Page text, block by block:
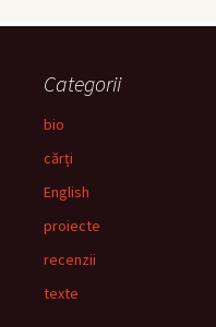
Categorii
bio
cărți
English
proiecte
recenzii
texte